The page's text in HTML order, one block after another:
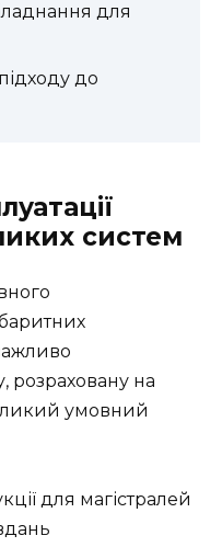
для
до
систем
розраховану на
умовний
для магістралей